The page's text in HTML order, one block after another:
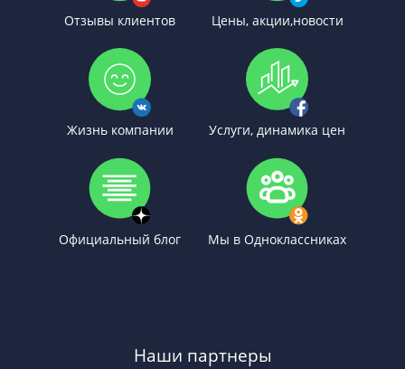
Отзывы клиентов Цены, акции,новости
Жизнь компании Услуги, динамика цен
Официальный блог Мы в Одноклассниках
Наши партнеры